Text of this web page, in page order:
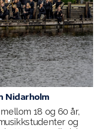
Nidarholm
18 og 60 år,
og